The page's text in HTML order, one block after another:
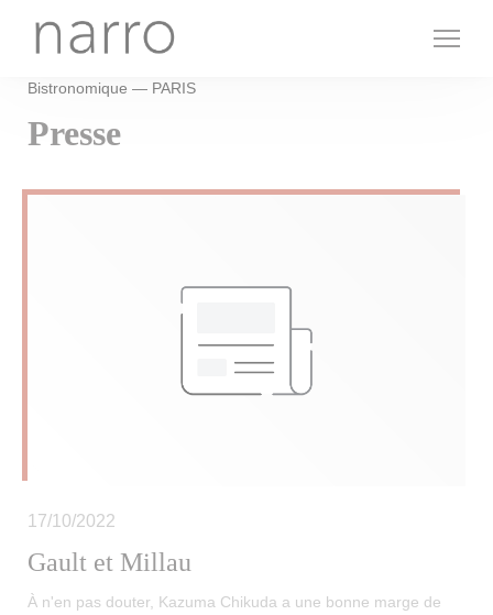
Bistronomique — PARIS
Presse
Gault et Millau
17/10/2022
À n'en pas douter, Kazuma Chikuda a une bonne marge de